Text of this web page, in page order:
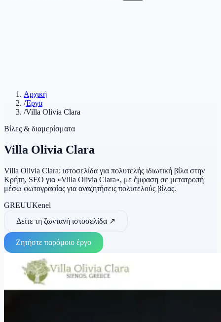
Αρχική
/Έργα
/Villa Olivia Clara
Βίλες & διαμερίσματα
Villa Olivia Clara
Villa Olivia Clara: ιστοσελίδα για πολυτελής ιδιωτική βίλα στην
Κρήτη, SEO για «Villa Olivia Clara», με έμφαση σε μετατροπή
μέσω φωτογραφίας για αναζητήσεις πολυτελούς βίλας.
GREUUKenel
Δείτε τη ζωντανή ιστοσελίδα ↗
Ζητήστε παρόμοιο έργο